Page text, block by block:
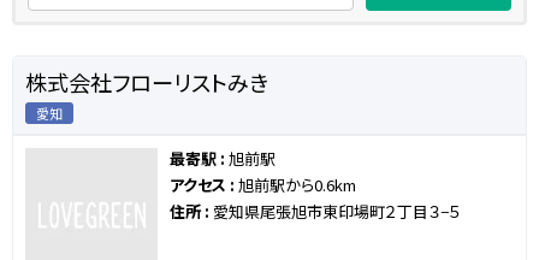
株式会社フローリストみき
愛知
最寄駅 : 旭前駅
アクセス : 旭前駅から0.6km
住所 : 愛知県尾張旭市東印場町２丁目３−５